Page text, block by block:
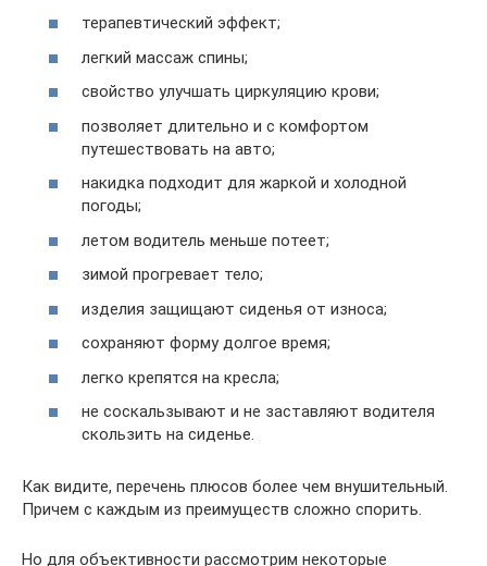
терапевтический эффект;
легкий массаж спины;
свойство улучшать циркуляцию крови;
позволяет длительно и с комфортом
путешествовать на авто;
накидка подходит для жаркой и холодной
погоды;
летом водитель меньше потеет;
зимой прогревает тело;
изделия защищают сиденья от износа;
сохраняют форму долгое время;
легко крепятся на кресла;
не соскальзывают и не заставляют водителя
скользить на сиденье.
Как видите, перечень плюсов более чем внушительный.
Причем с каждым из преимуществ сложно спорить.
Но для объективности рассмотрим некоторые